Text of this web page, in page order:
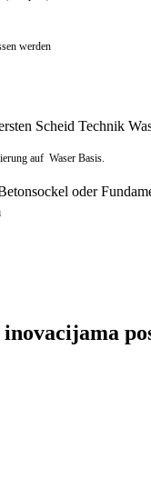
werden
Scheid Technik
auf Waser Basis .
oder